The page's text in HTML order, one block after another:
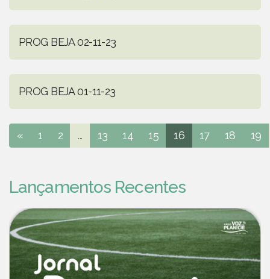
PROG BEJA 02-11-23
PROG BEJA 01-11-23
« 1 2 ... 13 14 15 16 17 18 19
Lançamentos Recentes